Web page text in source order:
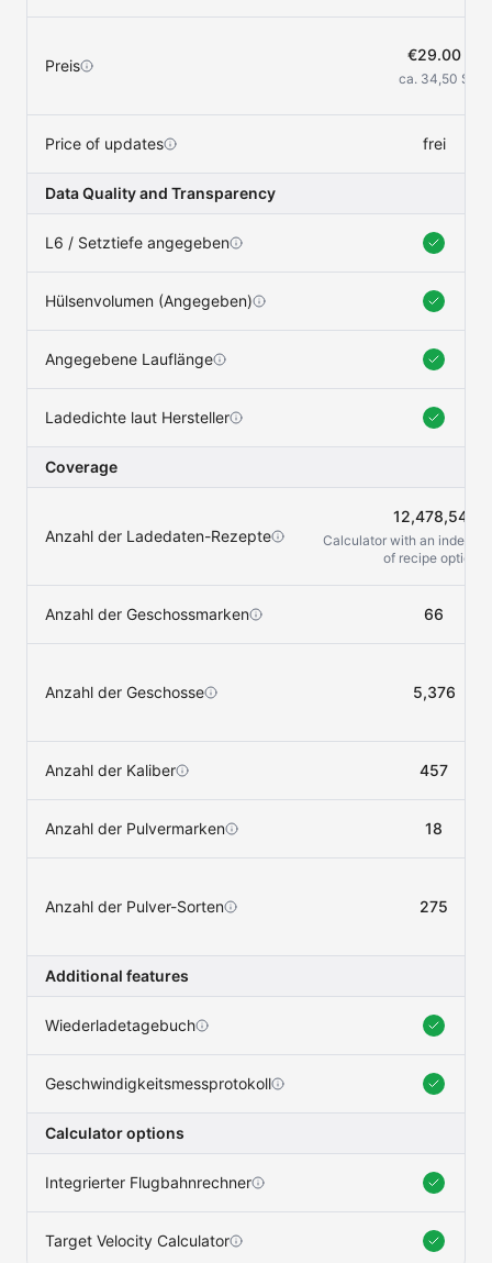
Preis
€29.00
ca. 34,50 $
Price of updates frei
Data Quality and Transparency
L6 / Setztiefe angegeben
Hülsenvolumen (Angegeben)
Angegebene Lauflänge
Ladedichte laut Hersteller
Coverage
Anzahl der Ladedaten-Rezepte
12,478,541
Calculator with an
of recipe options
Anzahl der Geschossmarken 66
Anzahl der Geschosse 5,376
Anzahl der Kaliber 457
Anzahl der Pulvermarken 18
Anzahl der Pulver-Sorten 275
Additional features
Wiederladetagebuch
Geschwindigkeitsmessprotokoll
Calculator options
Integrierter Flugbahnrechner
Target Velocity Calculator